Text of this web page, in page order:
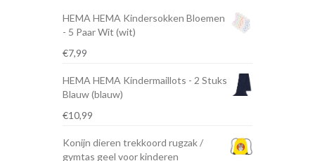
HEMA HEMA Kindersokken Bloemen
- 5 Paar Wit (wit)
€7,99
HEMA HEMA Kindermaillots - 2 Stuks
Blauw (blauw)
€10,99
Konijn dieren trekkoord rugzak /
gymtas geel voor kinderen